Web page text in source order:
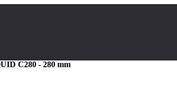
C280 - 280 mm